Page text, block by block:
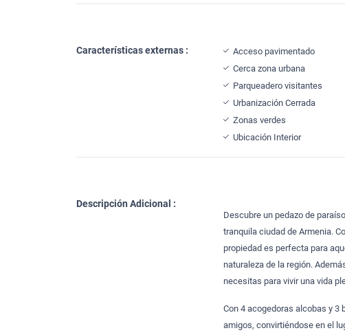
Características externas : Acceso pavimentado
Cerca zona urbana
Parqueadero visitantes
Urbanización Cerrada
Zonas verdes
Ubicación Interior
Descripción Adicional :
Descubre un pedazo de
tranquila ciudad de Armenia.
propiedad es perfecta para
naturaleza de la región.
necesitas para vivir una vida
Con 4 acogedoras alcobas y
amigos, convirtiéndose en el